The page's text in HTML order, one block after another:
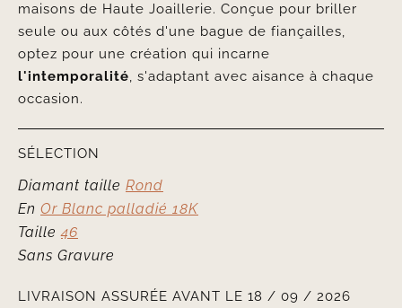
maisons de Haute Joaillerie. Conçue pour briller
seule ou aux côtés d'une bague de fiançailles,
optez pour une création qui incarne
l'intemporalité, s'adaptant avec aisance à chaque
occasion.
SÉLECTION
Diamant taille Rond
En Or Blanc palladié 18K
Taille46
Sans Gravure
LIVRAISON ASSURÉE AVANT LE 18 / 09 / 2026